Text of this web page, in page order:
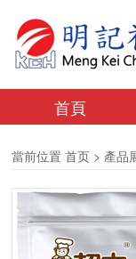
首頁
當前位置 首页 > 產品